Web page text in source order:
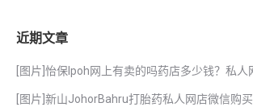
近期文章
[图片]怡保lpoh网上有卖的吗药店多少钱？私人
[图片]新山JohorBahru打胎药私人网店微信购